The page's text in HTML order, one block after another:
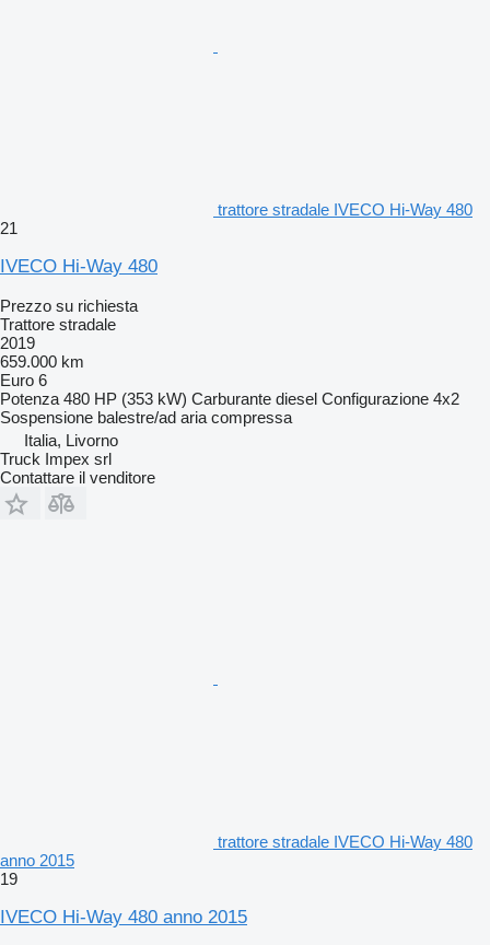
trattore stradale IVECO Hi-Way 480
21
IVECO Hi-Way 480
Prezzo su richiesta
Trattore stradale
2019
659.000 km
Euro 6
Potenza 480 HP (353 kW) Carburante diesel Configurazione 4x2
Sospensione balestre/ad aria compressa
Italia, Livorno
Truck Impex srl
Contattare il venditore
trattore stradale IVECO Hi-Way 480
anno 2015
19
IVECO Hi-Way 480 anno 2015